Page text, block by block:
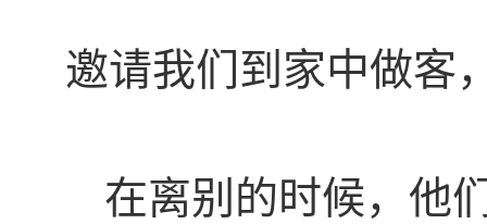
邀请我们到家中做客
在离别的时候，他